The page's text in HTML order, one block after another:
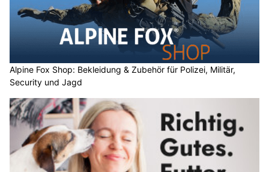
Alpine Fox Shop: Bekleidung & Zubehör für Polizei, Militär,
Security und Jagd